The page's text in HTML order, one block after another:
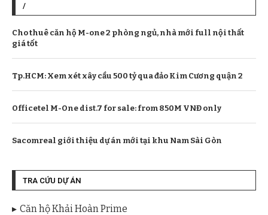
/
Cho thuê căn hộ M-one 2 phòng ngủ, nhà mới full nội thất
giá tốt
Tp.HCM: Xem xét xây cầu 500 tỷ qua đảo Kim Cương quận 2
Officetel M-One dist.7 for sale: from 850M VNĐ only
Sacomreal giới thiệu dự án mới tại khu Nam Sài Gòn
TRA CỨU DỰ ÁN
Căn hộ Khải Hoàn Prime